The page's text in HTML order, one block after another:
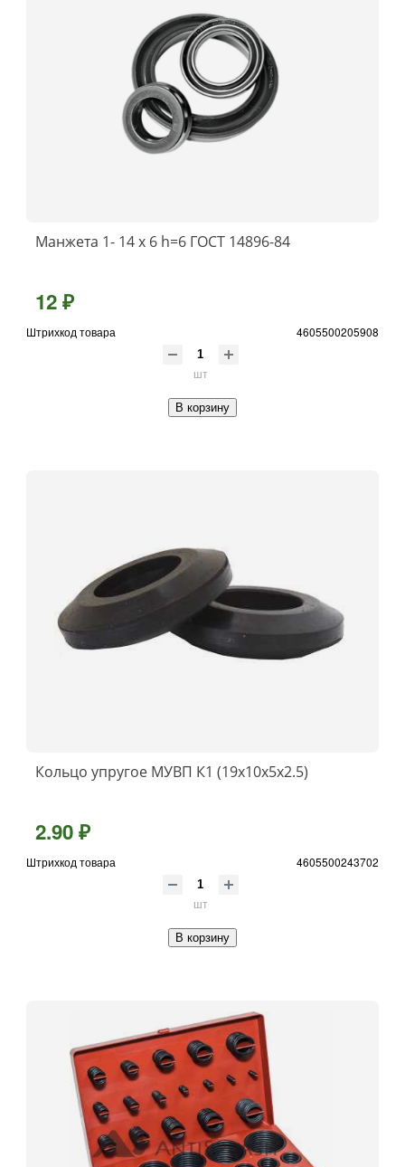
Манжета 1- 14 х 6 h=6 ГОСТ 14896-84
12 ₽
Штрихкод товара 4605500205908
шт
В корзину
Кольцо упругое МУВП К1 (19х10х5х2.5)
2.90 ₽
Штрихкод товара 4605500243702
шт
В корзину